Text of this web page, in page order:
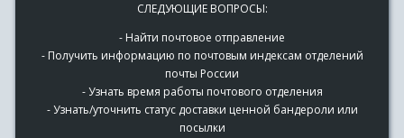
СЛЕДУЮЩИЕ ВОПРОСЫ:
- Найти почтовое отправление
- Получить информацию по почтовым индексам отделений
почты России
- Узнать время работы почтового отделения
- Узнать/уточнить статус доставки ценной бандероли или
посылки